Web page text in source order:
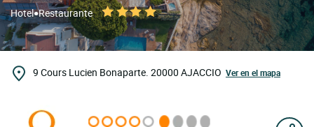
Hotel•Restaurante
9 Cours Lucien Bonaparte. 20000 AJACCIO Ver en el mapa